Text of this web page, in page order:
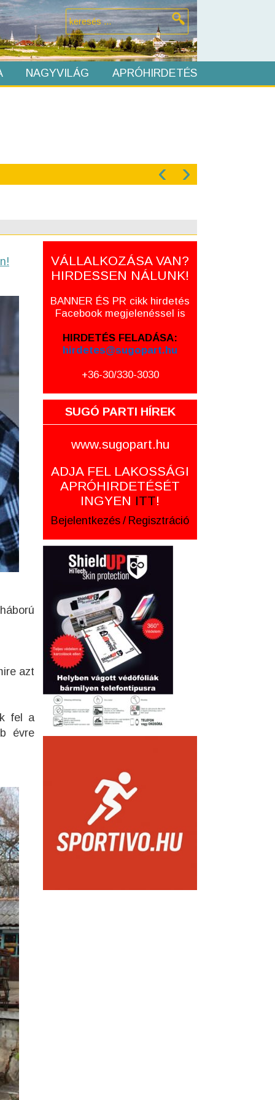
NAGYVILÁG APRÓHIRDETÉS
‹ ›
azt
fel a
évre
VÁLLALKOZÁSA VAN?
HIRDESSEN NÁLUNK!
BANNER ÉS PR cikk hirdetés
Facebook megjelenéssel is
HIRDETÉS FELADÁSA:
hirdetes@sugopart.hu
+36-30/330-3030
SUGÓ PARTI HÍREK
www.sugopart.hu
ADJA FEL LAKOSSÁGI
APRÓHIRDETÉSÉT
INGYEN ITT!
Bejelentkezés / Regisztráció